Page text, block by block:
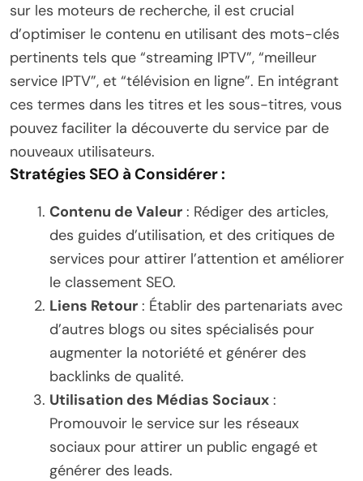
sur les moteurs de recherche, il est crucial
d’optimiser le contenu en utilisant des mots-clés
pertinents tels que “streaming IPTV”, “meilleur
service IPTV”, et “télévision en ligne”. En intégrant
ces termes dans les titres et les sous-titres, vous
pouvez faciliter la découverte du service par de
nouveaux utilisateurs.
Stratégies SEO à Considérer :
Contenu de Valeur : Rédiger des articles,
des guides d’utilisation, et des critiques de
services pour attirer l’attention et améliorer
le classement SEO.
Liens Retour : Établir des partenariats avec
d’autres blogs ou sites spécialisés pour
augmenter la notoriété et générer des
backlinks de qualité.
Utilisation des Médias Sociaux :
Promouvoir le service sur les réseaux
sociaux pour attirer un public engagé et
générer des leads.